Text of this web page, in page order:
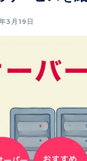
3月19日